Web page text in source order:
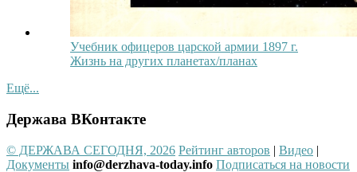
Учебник офицеров царской армии 1897 г.
Жизнь на других планетах/планах
Ещё...
Держава ВКонтакте
© ДЕРЖАВА СЕГОДНЯ, 2026 Рейтинг авторов | Видео |
Документы info@derzhava-today.info Подписаться на новости